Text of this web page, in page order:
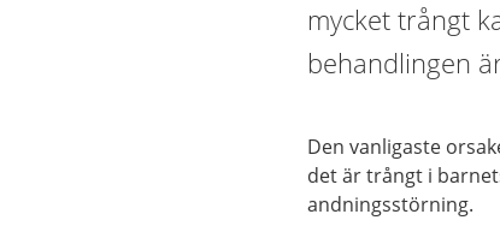
mycket trångt
behandlingen
Den vanligaste
det är trångt i
andningsstörning.